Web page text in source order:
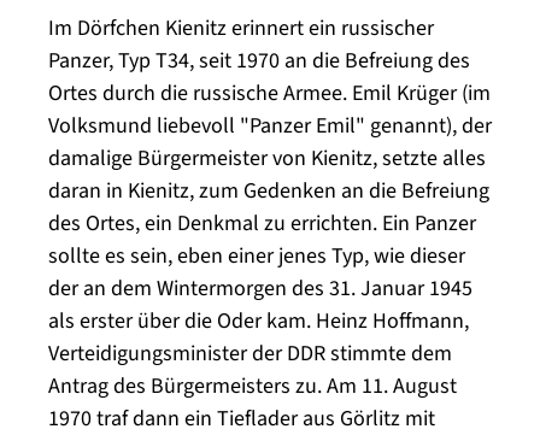
Im Dörfchen Kienitz erinnert ein russischer
Panzer, Typ T34, seit 1970 an die Befreiung des
Ortes durch die russische Armee. Emil Krüger (im
Volksmund liebevoll "Panzer Emil" genannt), der
damalige Bürgermeister von Kienitz, setzte alles
daran in Kienitz, zum Gedenken an die Befreiung
des Ortes, ein Denkmal zu errichten. Ein Panzer
sollte es sein, eben einer jenes Typ, wie dieser
der an dem Wintermorgen des 31. Januar 1945
als erster über die Oder kam. Heinz Hoffmann,
Verteidigungsminister der DDR stimmte dem
Antrag des Bürgermeisters zu. Am 11. August
1970 traf dann ein Tieflader aus Görlitz mit